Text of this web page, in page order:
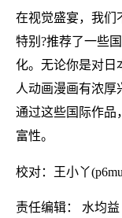
在视觉盛宴，我们
特别?推荐了一些
化。无论你是对日
人动画漫画有浓厚
通过这些国际作品
富性。
校对：王小丫
责任编辑： 水均益